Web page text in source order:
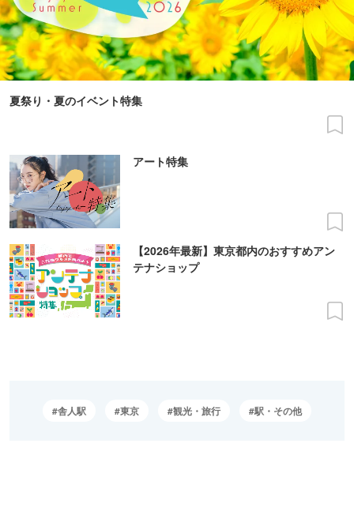
夏祭り・夏のイベント特集
アート特集
【2026年最新】東京都内のおすすめアン
テナショップ
舎人駅 東京 観光・旅行 駅・その他